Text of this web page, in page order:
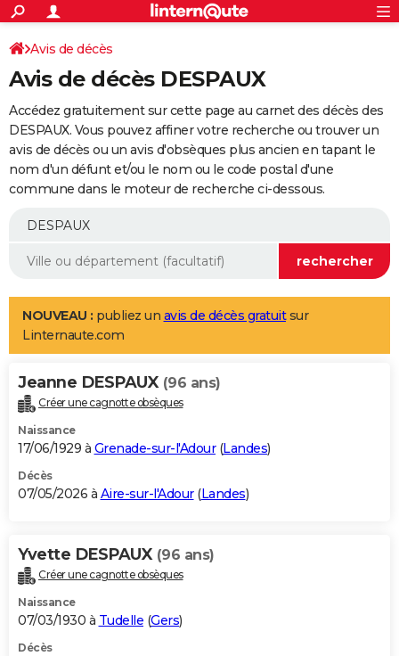
ACTUALITÉS
Politique
Société
Faits Divers
Education
Monde
Villes
+
SPORT
Coupe du monde 2026
Football
Tennis
Cyclisme
Rugby
Forum
Programme TV
TNT
Streaming
Cinéma
Sorties cinéma
Musique
+
FINANCE
Retraite
Epargne
Immobilier
Risques naturels par ville
Banque
Assurance
AUTO
Essais
Réserver un essai
Citadines
Berlines
SUV
Forum auto
+
Mobiles
Meilleur smartphone
Internet
Ordinateurs
Jeux vidéo
Guide high-tech
Aménagement intérieur
LIFESTYLE
Art de vivre
Bien-être
Loisirs
Mode
Modes de vie
Alimentation
Guide de la santé
Maladies
Médicaments
Sommeil
VOYAGE
Destinations
City break
Voyage nature
Voyage de noces
Forum
Climat
+PHOTO
GUIDES D'ACHAT
BONS PLANS
Carte de Noël
Carte Bonne année
Carte Saint-Valentin
Carte Pâques
Carte d'anniversaire
DICTIONNAIRE
Dictionnaire
Biographies
Citations
Expressions
Proverbes
PROGRAMME TV
Avis de décès
Avis de décès DESPAUX
Accédez gratuitement sur cette page au carnet des décès des
DESPAUX. Vous pouvez affiner votre recherche ou trouver un
avis de décès ou un avis d'obsèques plus ancien en tapant le
nom d'un défunt et/ou le nom ou le code postal d'une
commune dans le moteur de recherche ci-dessous.
NOUVEAU : publiez un avis de décès gratuitsur
Linternaute.com
Jeanne DESPAUX (96 ans)
Créer une cagnotte obsèques
Naissance
17/06/1929 à Grenade-sur-l'Adour(Landes)
Décès
07/05/2026 à Aire-sur-l'Adour(Landes)
Yvette DESPAUX (96 ans)
Créer une cagnotte obsèques
Naissance
07/03/1930 à Tudelle (Gers)
Décès